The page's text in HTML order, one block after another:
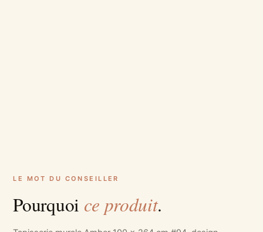
LE MOT DU CONSEILLER
Pourquoi ce produit.